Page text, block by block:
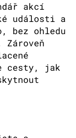
akcí
události a
bez ohledu
cesty, jak